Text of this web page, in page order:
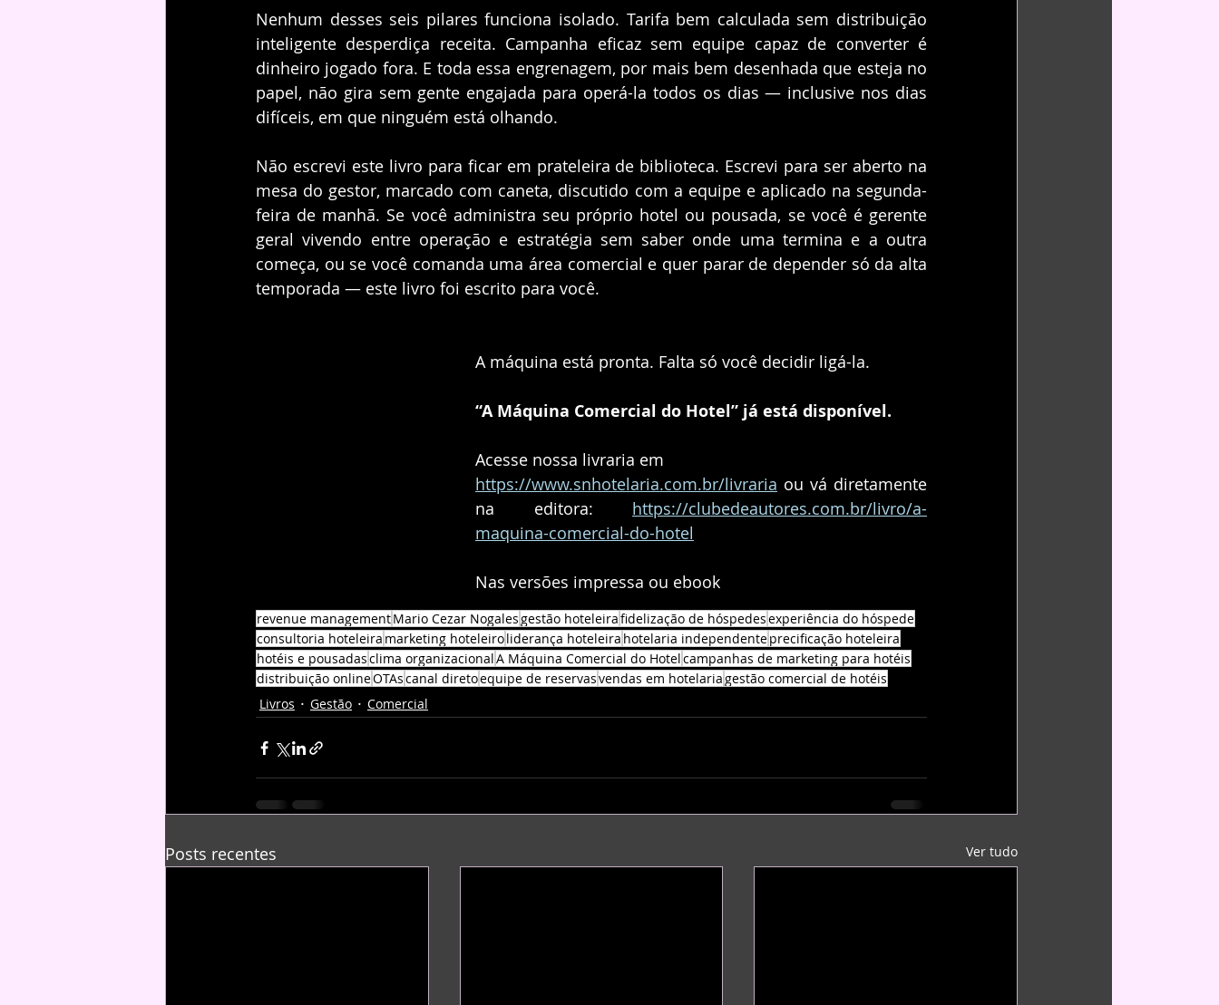
Nenhum desses seis pilares funciona isolado. Tarifa bem calculada sem distribuição
inteligente desperdiça receita. Campanha eficaz sem equipe capaz de converter é
dinheiro jogado fora. E toda essa engrenagem, por mais bem desenhada que esteja no
papel, não gira sem gente engajada para operá-la todos os dias — inclusive nos dias
difíceis, em que ninguém está olhando.
Não escrevi este livro para ficar em prateleira de biblioteca. Escrevi para ser aberto na
mesa do gestor, marcado com caneta, discutido com a equipe e aplicado na segunda-
feira de manhã. Se você administra seu próprio hotel ou pousada, se você é gerente
geral vivendo entre operação e estratégia sem saber onde uma termina e a outra
começa, ou se você comanda uma área comercial e quer parar de depender só da alta
temporada — este livro foi escrito para você.
A máquina está pronta. Falta só você decidir ligá-la.
“A Máquina Comercial do Hotel” já está disponível.
Acesse nossa livraria em
https://www.snhotelaria.com.br/livraria ou vá diretamente
na editora: https://clubedeautores.com.br/livro/a-
maquina-comercial-do-hotel
Nas versões impressa ou ebook
revenue managementMario Cezar Nogalesgestão hoteleirafidelização de hóspedesexperiência do hóspede
consultoria hoteleira marketing hoteleiroliderança hoteleira hotelaria independenteprecificação hoteleira
hotéis e pousadasclima organizacionalA Máquina Comercial do Hotelcampanhas de marketing para hotéis
distribuição onlineOTAscanal diretoequipe de reservasvendas em hotelariagestão comercial de hotéis
Livros
Gestão Comercial
Posts recentes Ver tudo